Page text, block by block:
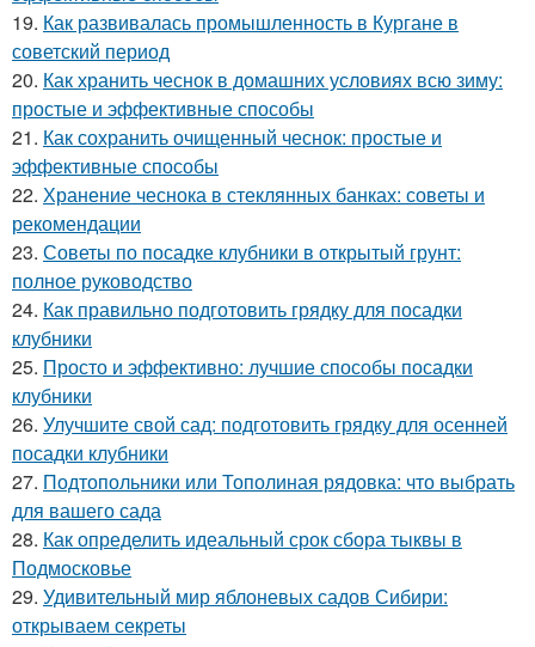
19. Как развивалась промышленность в Кургане в
советский период
20. Как хранить чеснок в домашних условиях всю зиму:
простые и эффективные способы
21. Как сохранить очищенный чеснок: простые и
эффективные способы
22. Хранение чеснока в стеклянных банках: советы и
рекомендации
23. Советы по посадке клубники в открытый грунт:
полное руководство
24. Как правильно подготовить грядку для посадки
клубники
25. Просто и эффективно: лучшие способы посадки
клубники
26. Улучшите свой сад: подготовить грядку для осенней
посадки клубники
27. Подтопольники или Тополиная рядовка: что выбрать
для вашего сада
28. Как определить идеальный срок сбора тыквы в
Подмосковье
29. Удивительный мир яблоневых садов Сибири:
открываем секреты